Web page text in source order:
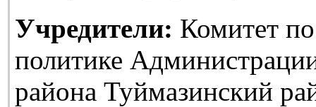
Учредители: Комитет
политике
района Туймазинский